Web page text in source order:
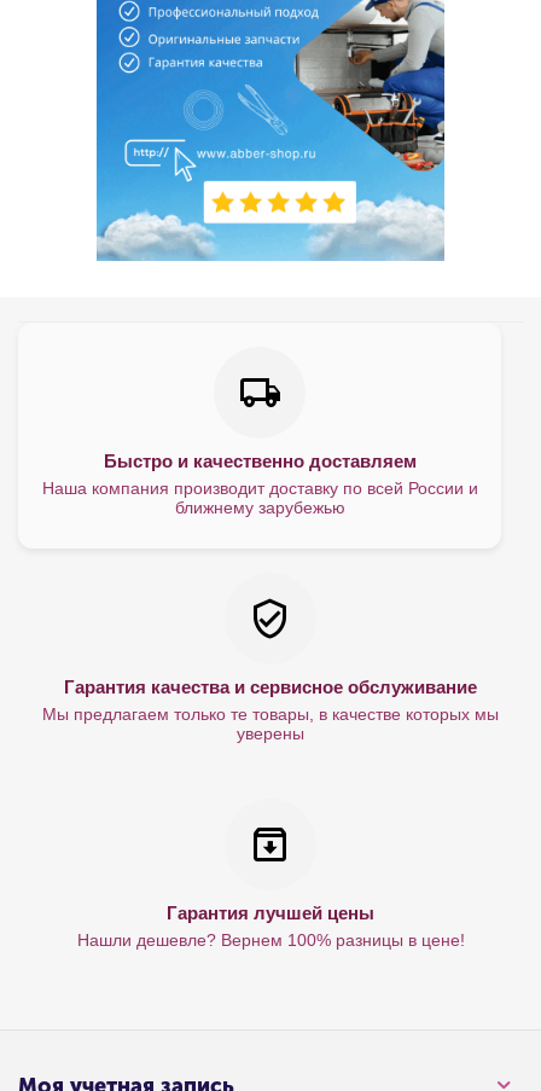
Быстро и качественно доставляем
Наша компания производит доставку по всей России и
ближнему зарубежью
Гарантия качества и сервисное обслуживание
Мы предлагаем только те товары, в качестве которых мы
уверены
Гарантия лучшей цены
Нашли дешевле? Вернем 100% разницы в цене!